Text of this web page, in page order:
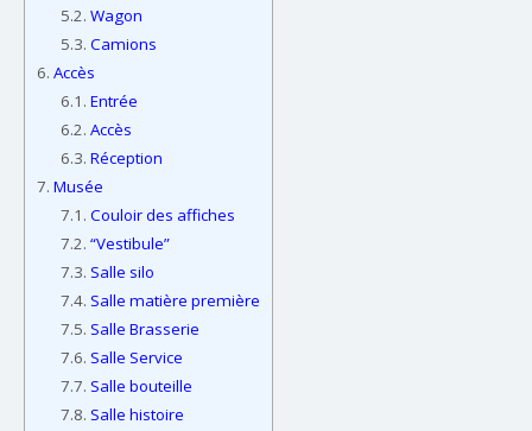
5.2. Wagon
5.3. Camions
6. Accès
6.1. Entrée
6.2. Accès
6.3. Réception
7. Musée
7.1. Couloir des affiches
7.2. “Vestibule”
7.3. Salle silo
7.4. Salle matière première
7.5. Salle Brasserie
7.6. Salle Service
7.7. Salle bouteille
7.8. Salle histoire